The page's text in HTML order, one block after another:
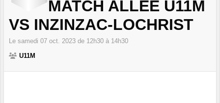
MATCH ALLEE U11M
VS INZINZAC-LOCHRIST
Le samedi 07 oct. 2023 de 12h30 à 14h30
U11M